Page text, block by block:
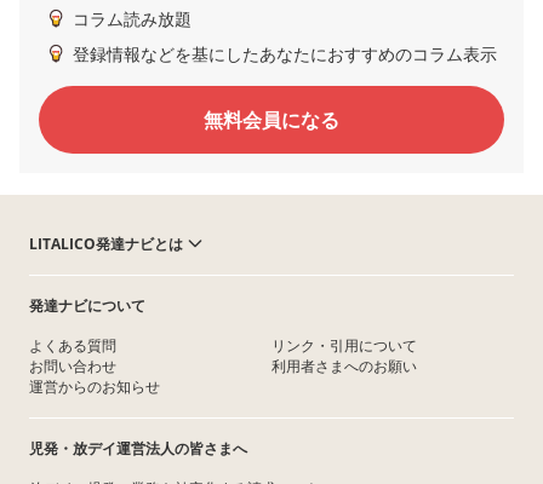
コラム読み放題
登録情報などを基にしたあなたにおすすめのコラム表示
無料会員になる
LITALICO発達ナビとは
発達ナビについて
よくある質問
お問い合わせ
運営からのお知らせ
リンク・引用について
利用者さまへのお願い
児発・放デイ運営法人の皆さまへ